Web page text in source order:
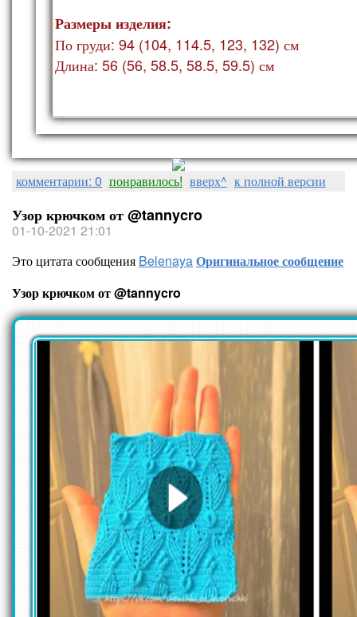
Размеры изделия:
По груди: 94 (104, 114.5, 123, 132) см
Длина: 56 (56, 58.5, 58.5, 59.5) см
комментарии: 0 понравилось! вверх^ к полной версии
Узор крючком от @tannycro
01-10-2021 21:01
Это цитата сообщения BelenayaОригинальное сообщение
Узор крючком от @tannycro